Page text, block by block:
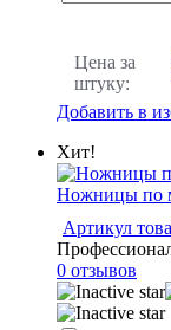
Цена за
штуку:
Добавить в
Хит!
Ножницы по
Артикул
0 отзывов